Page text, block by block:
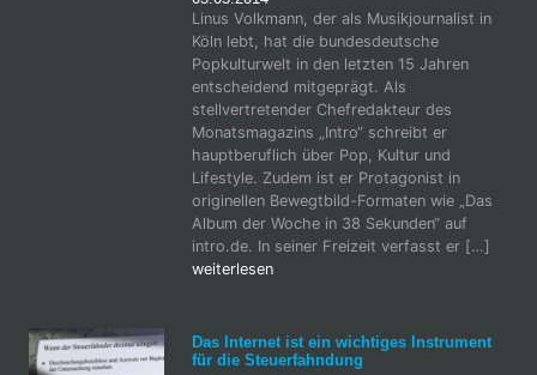
Linus Volkmann, der als Musikjournalist in
Köln lebt, hat die bundesdeutsche
Popkulturwelt in den letzten 15 Jahren
entscheidend mitgeprägt. Als
stellvertretender Chefredakteur des
Monatsmagazins „Intro“ schreibt er
hauptberuflich über Pop, Kultur und
Lifestyle. Zudem ist er Protagonist in
originellen Bewegtbild-Formaten wie „Das
Album der Woche in 38 Sekunden“ auf
intro.de. In seiner Freizeit verfasst er […]
weiterlesen
Das Internet ist ein wichtiges Instrument
für die Steuerfahndung